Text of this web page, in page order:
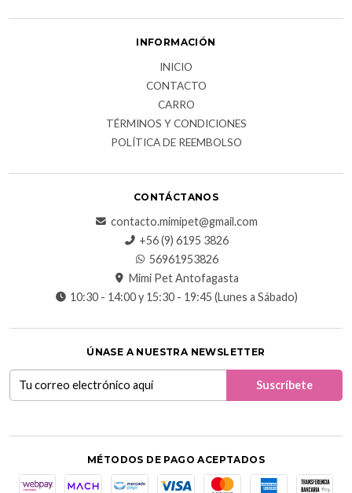
INFORMACIÓN
INICIO
CONTACTO
CARRO
TÉRMINOS Y CONDICIONES
POLÍTICA DE REEMBOLSO
CONTÁCTANOS
contacto.mimipet@gmail.com
+56 (9) 6195 3826
56961953826
Mimi Pet Antofagasta
10:30 - 14:00 y 15:30 - 19:45 (Lunes a Sábado)
ÚNASE A NUESTRA NEWSLETTER
MÉTODOS DE PAGO ACEPTADOS